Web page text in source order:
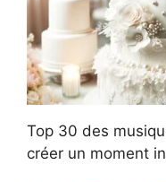
Top 30 des
créer un moment